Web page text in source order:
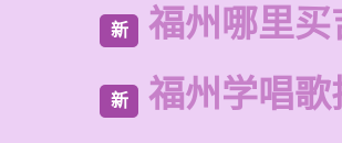
新 福州哪里
新 福州学唱